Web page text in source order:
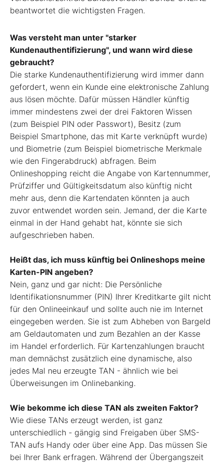
beantwor­tet die wichtigsten Fragen.
Was versteht man unter "starker
Kundenauthentifizierung", und wann wird diese
gebraucht?
Die starke Kundenauthentifizierung wird immer dann
gefordert, wenn ein Kunde eine elektronische Zahlung
aus­ lösen möchte. Dafür müssen Händler künftig
immer mindestens zwei der drei Faktoren Wissen
(zum Beispiel PIN oder Passwort), Besitz (zum
Beispiel Smart­phone, das mit Karte verknüpft wurde)
und Biometrie (zum Beispiel biometri­sche Merkmale
wie den Fingerabdruck) abfragen. Beim
Onlineshopping reicht die Angabe von Kartennummer,
Prüf­ziffer und Gültigkeitsdatum also künftig nicht
mehr aus, denn die Kartendaten könnten ja auch
zuvor entwendet wor­den sein. Jemand, der die Karte
einmal in der Hand gehabt hat, könnte sie sich
aufgeschrieben haben.
Heißt das, ich muss künftig bei Onlineshops meine
Karten-PIN angeben?
Nein, ganz und gar nicht: Die Per­sönliche
Identifikationsnummer (PIN) Ihrer Kreditkarte gilt nicht
für den Onlineeinkauf und sollte auch nie im Internet
eingegeben werden. Sie ist zum Abheben von Bargeld
am Geld­automaten und zum Bezahlen an der Kasse
im Handel erforderlich. Für Kar­tenzahlungen braucht
man demnächst zusätzlich eine dynamische, also
jedes Mal neu erzeugte TAN - ähnlich wie bei
Überweisungen im Onlinebanking.
Wie bekomme ich diese TAN als zweiten Faktor?
Wie diese TANs erzeugt werden, ist ganz
unterschiedlich - gängig sind Freigaben über SMS-
TAN aufs Handy oder über eine App. Das müssen Sie
bei Ihrer Bank erfragen. Während der Übergangszeit